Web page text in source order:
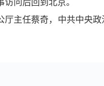
主任蔡奇，中共中央